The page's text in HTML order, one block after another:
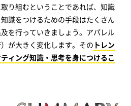
り組むということであれば、知識
識をつけるための手段はたくさん
を行っていきましょう。アパレル
が大きく変化します。その トレン
ィング知識・思考を身につけるこ